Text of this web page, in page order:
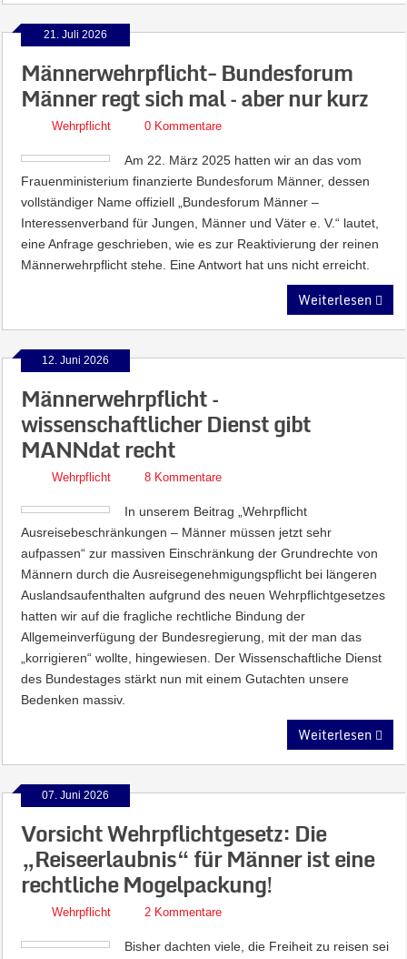
21. Juli 2026
Männerwehrpflicht- Bundesforum
Männer regt sich mal – aber nur kurz
Wehrpflicht 0 Kommentare
Am 22. März 2025 hatten wir an das vom
Frauenministerium finanzierte Bundesforum Männer, dessen
vollständiger Name offiziell „Bundesforum Männer –
Interessenverband für Jungen, Männer und Väter e. V.“ lautet,
eine Anfrage geschrieben, wie es zur Reaktivierung der reinen
Männerwehrpflicht stehe. Eine Antwort hat uns nicht erreicht.
Weiterlesen
12. Juni 2026
Männerwehrpflicht –
wissenschaftlicher Dienst gibt
MANNdat recht
Wehrpflicht 8 Kommentare
In unserem Beitrag „Wehrpflicht
Ausreisebeschränkungen – Männer müssen jetzt sehr
aufpassen“ zur massiven Einschränkung der Grundrechte von
Männern durch die Ausreisegenehmigungspflicht bei längeren
Auslandsaufenthalten aufgrund des neuen Wehrpflichtgesetzes
hatten wir auf die fragliche rechtliche Bindung der
Allgemeinverfügung der Bundesregierung, mit der man das
„korrigieren“ wollte, hingewiesen. Der Wissenschaftliche Dienst
des Bundestages stärkt nun mit einem Gutachten unsere
Bedenken massiv.
Weiterlesen
07. Juni 2026
Vorsicht Wehrpflichtgesetz: Die
„Reiseerlaubnis“ für Männer ist eine
rechtliche Mogelpackung!
Wehrpflicht 2 Kommentare
Bisher dachten viele, die Freiheit zu reisen sei